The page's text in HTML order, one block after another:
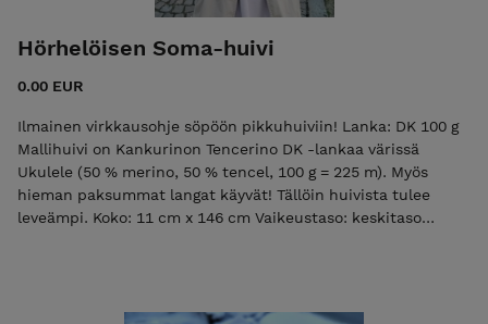
Hörhelöisen Soma-huivi
0.00 EUR
Ilmainen virkkausohje söpöön pikkuhuiviin! Lanka: DK 100 g
Mallihuivi on Kankurinon Tencerino DK -lankaa värissä
Ukulele (50 % merino, 50 % tencel, 100 g = 225 m). Myös
hieman paksummat langat käyvät! Tällöin huivista tulee
leveämpi. Koko: 11 cm x 146 cm Vaikeustaso: keskitaso